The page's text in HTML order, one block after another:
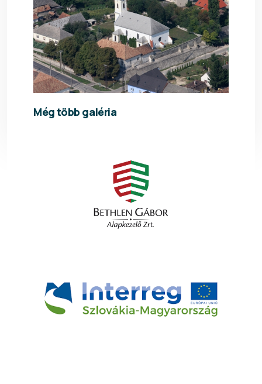
Még több galéria